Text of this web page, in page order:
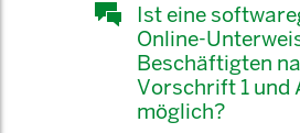
Ist eine
Online-
Beschäftigten
Vorschrift 1 und
möglich?